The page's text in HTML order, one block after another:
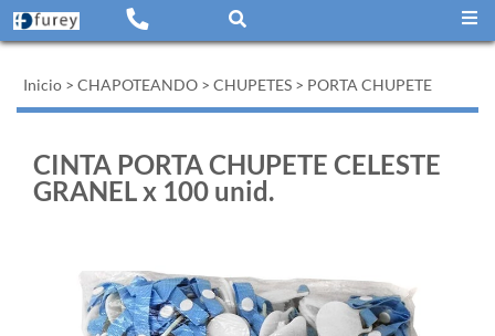
Inicio > CHAPOTEANDO > CHUPETES > PORTA CHUPETE
CINTA PORTA CHUPETE CELESTE
GRANEL x 100 unid.